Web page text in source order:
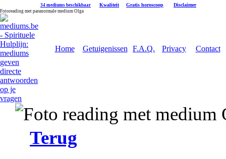
34 mediums beschikbaar Kwaliteit Gratis horoscoop Disclaimer
Fotoreading met paranormale medium Olga
Home Getuigenissen F.A.Q. Privacy Contact
Terug